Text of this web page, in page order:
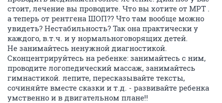
стоит, лечение вы проводите. Что вы хотите от МРТ .
а теперь от рентгена ШОП?? Что там вообще можно
увидеть? Нестабильность? Так она практически у
каждого, в.т.ч. и у нормальноговорящих детей.
Не занимайтесь ненужной диагностикой.
Сконцентрируйтесь на ребенке: занимайтесь с ним,
проводите логопедический массаж, занимайтесь
гимнастикой. лепите, пересказывайте тексты,
сочиняйте вместе сказки и т.д. - развивайте ребенка
умственно и в двигательном плане!!